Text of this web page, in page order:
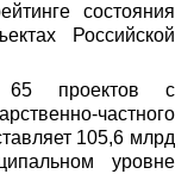
состояния
Российской
65 проектов с
частного
105,6 млрд
уровне